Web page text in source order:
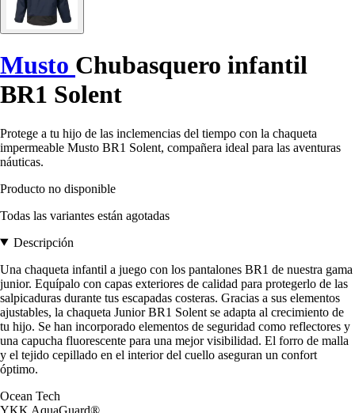
Musto Chubasquero infantil
BR1 Solent
Protege a tu hijo de las inclemencias del tiempo con la chaqueta
impermeable Musto BR1 Solent, compañera ideal para las aventuras
náuticas.
Producto no disponible
Todas las variantes están agotadas
Descripción
Una chaqueta infantil a juego con los pantalones BR1 de nuestra gama
junior. Equípalo con capas exteriores de calidad para protegerlo de las
salpicaduras durante tus escapadas costeras. Gracias a sus elementos
ajustables, la chaqueta Junior BR1 Solent se adapta al crecimiento de
tu hijo. Se han incorporado elementos de seguridad como reflectores y
una capucha fluorescente para una mejor visibilidad. El forro de malla
y el tejido cepillado en el interior del cuello aseguran un confort
óptimo.
Ocean Tech
YKK AquaGuard®